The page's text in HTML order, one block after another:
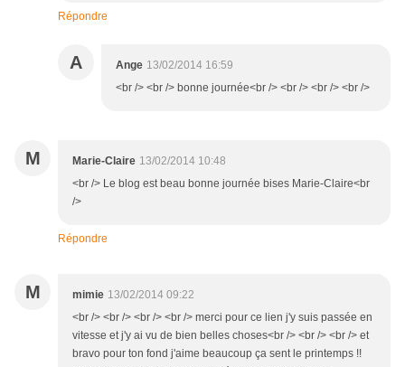
Répondre
A Ange 13/02/2014 16:59
<br /> <br /> bonne journée<br /> <br /> <br /> <br />
M Marie-Claire 13/02/2014 10:48
<br /> Le blog est beau bonne journée bises Marie-Claire<br
/>
Répondre
M mimie 13/02/2014 09:22
<br /> <br /> <br /> <br /> merci pour ce lien j'y suis passée en
vitesse et j'y ai vu de bien belles choses<br /> <br /> <br /> et
bravo pour ton fond j'aime beaucoup ça sent le printemps !!